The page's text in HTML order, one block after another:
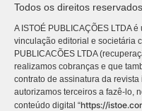
Todos os direitos reservados.
A ISTOÉ PUBLICAÇÕES LTDA
vinculação editorial e societária
PUBLICACÕES LTDA
realizamos cobranças e que
contrato de assinatura da
autorizamos terceiros a fazê-lo,
conteúdo digital “https://